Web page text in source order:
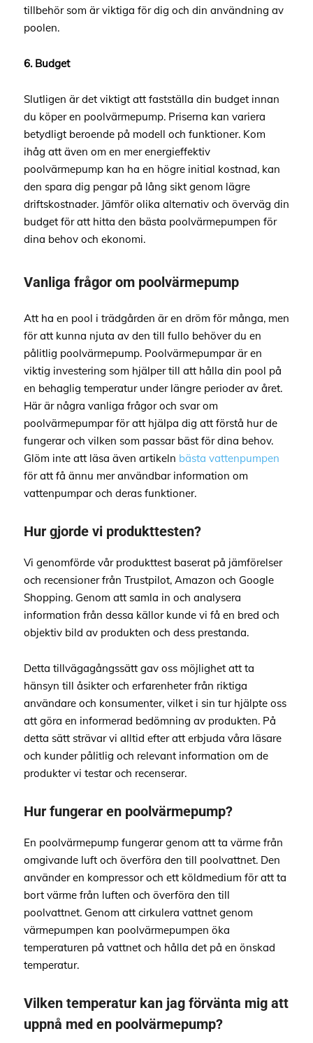
tillbehör som är viktiga för dig och din användning av
poolen.
6. Budget
Slutligen är det viktigt att fastställa din budget innan
du köper en poolvärmepump. Priserna kan variera
betydligt beroende på modell och funktioner. Kom
ihåg att även om en mer energieffektiv
poolvärmepump kan ha en högre initial kostnad, kan
den spara dig pengar på lång sikt genom lägre
driftskostnader. Jämför olika alternativ och överväg din
budget för att hitta den bästa poolvärmepumpen för
dina behov och ekonomi.
Vanliga frågor om poolvärmepump
Att ha en pool i trädgården är en dröm för många, men
för att kunna njuta av den till fullo behöver du en
pålitlig poolvärmepump. Poolvärmepumpar är en
viktig investering som hjälper till att hålla din pool på
en behaglig temperatur under längre perioder av året.
Här är några vanliga frågor och svar om
poolvärmepumpar för att hjälpa dig att förstå hur de
fungerar och vilken som passar bäst för dina behov.
Glöm inte att läsa även artikeln bästa vattenpumpen
för att få ännu mer användbar information om
vattenpumpar och deras funktioner.
Hur gjorde vi produkttesten?
Vi genomförde vår produkttest baserat på jämförelser
och recensioner från Trustpilot, Amazon och Google
Shopping. Genom att samla in och analysera
information från dessa källor kunde vi få en bred och
objektiv bild av produkten och dess prestanda.
Detta tillvägagångssätt gav oss möjlighet att ta
hänsyn till åsikter och erfarenheter från riktiga
användare och konsumenter, vilket i sin tur hjälpte oss
att göra en informerad bedömning av produkten. På
detta sätt strävar vi alltid efter att erbjuda våra läsare
och kunder pålitlig och relevant information om de
produkter vi testar och recenserar.
Hur fungerar en poolvärmepump?
En poolvärmepump fungerar genom att ta värme från
omgivande luft och överföra den till poolvattnet. Den
använder en kompressor och ett köldmedium för att ta
bort värme från luften och överföra den till
poolvattnet. Genom att cirkulera vattnet genom
värmepumpen kan poolvärmepumpen öka
temperaturen på vattnet och hålla det på en önskad
temperatur.
Vilken temperatur kan jag förvänta mig att
uppnå med en poolvärmepump?